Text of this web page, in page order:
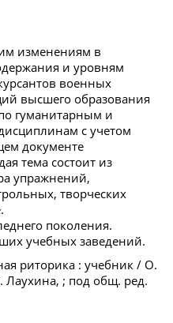
изменениям в
и уровням
военных
высшего образования
гуманитарным и
с учетом
документе
тема состоит из
упражнений,
творческих
поколения.
учебных заведений.
риторика : учебник / О.
Лаухина, ; под общ. ред.